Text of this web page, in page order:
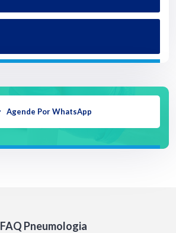
Agende Por WhatsApp
FAQ Pneumologia